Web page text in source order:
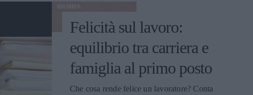
Felicità sul lavoro:
equilibrio tra carriera e
famiglia al primo posto
Che cosa rende felice un lavoratore? Conta